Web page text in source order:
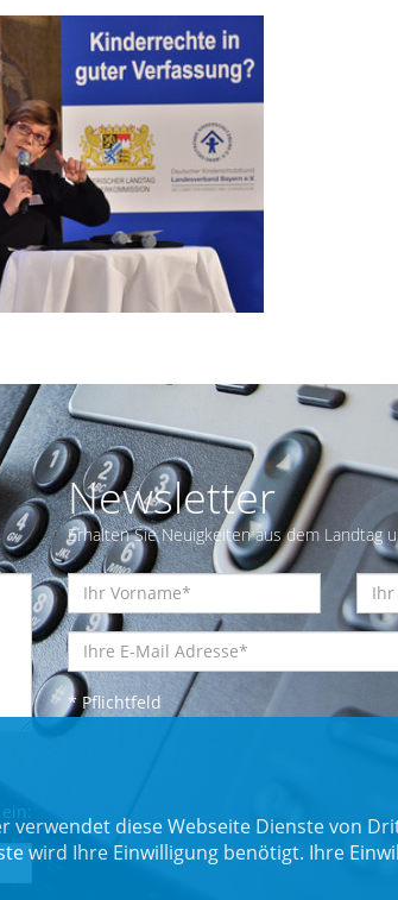
Newsletter
Erhalten Sie Neuigkeiten aus dem Landtag
* Pflichtfeld
verwendet diese Webseite Dienste von
wird Ihre Einwilligung benötigt. Ihre